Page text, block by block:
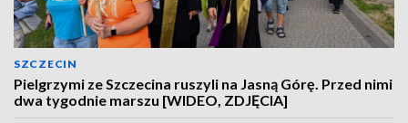
SZCZECIN
Pielgrzymi ze Szczecina ruszyli na Jasną Górę. Przed nimi
dwa tygodnie marszu [WIDEO, ZDJĘCIA]